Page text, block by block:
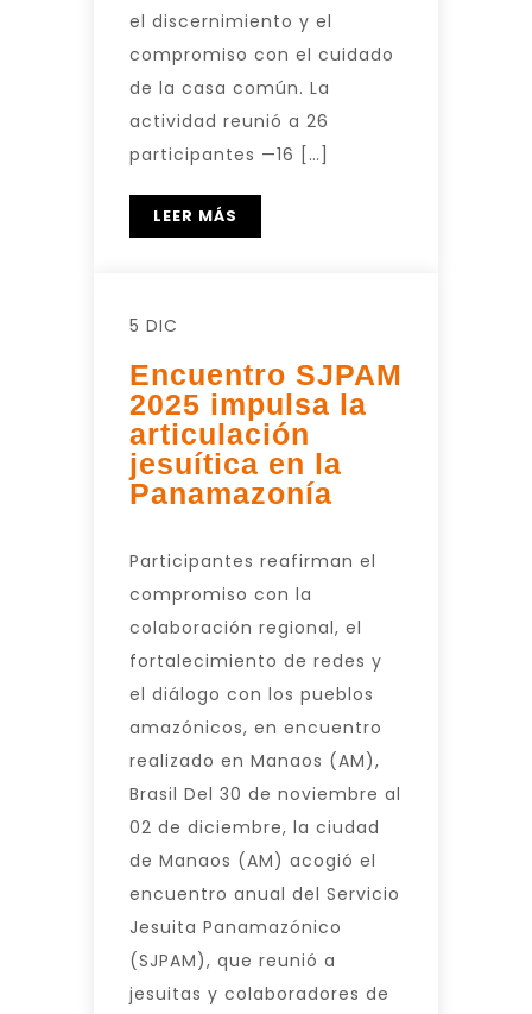
el discernimiento y el
compromiso con el cuidado
de la casa común. La
actividad reunió a 26
participantes —16 […]
LEER MÁS
5 DIC
Encuentro SJPAM
2025 impulsa la
articulación
jesuítica en la
Panamazonía
Participantes reafirman el
compromiso con la
colaboración regional, el
fortalecimiento de redes y
el diálogo con los pueblos
amazónicos, en encuentro
realizado en Manaos (AM),
Brasil Del 30 de noviembre al
02 de diciembre, la ciudad
de Manaos (AM) acogió el
encuentro anual del Servicio
Jesuita Panamazónico
(SJPAM), que reunió a
jesuitas y colaboradores de